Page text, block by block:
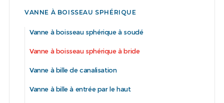
VANNE À BOISSEAU SPHÉRIQUE
Vanne à boisseau sphérique à soudé
Vanne à boisseau sphérique à bride
Vanne à bille de canalisation
Vanne à bille à entrée par le haut